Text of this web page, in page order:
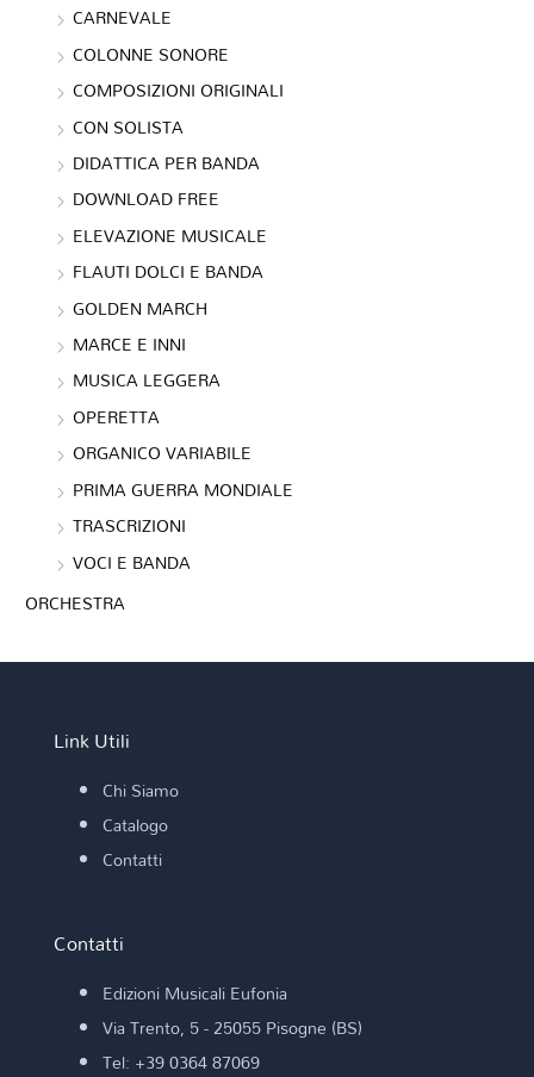
CARNEVALE
COLONNE SONORE
COMPOSIZIONI ORIGINALI
CON SOLISTA
DIDATTICA PER BANDA
DOWNLOAD FREE
ELEVAZIONE MUSICALE
FLAUTI DOLCI E BANDA
GOLDEN MARCH
MARCE E INNI
MUSICA LEGGERA
OPERETTA
ORGANICO VARIABILE
PRIMA GUERRA MONDIALE
TRASCRIZIONI
VOCI E BANDA
ORCHESTRA
Link Utili
Chi Siamo
Catalogo
Contatti
Contatti
Edizioni Musicali Eufonia
Via Trento, 5 - 25055 Pisogne (BS)
Tel: +39 0364 87069